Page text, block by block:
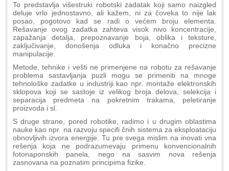
To predstavlja višestruki robotski zadatak koji samo naizgled
deluje vrlo jednostavno, ali kažem, ni za čoveka to nije lak
posao, pogotovo kad se radi o većem broju elementa.
Rešavanje ovog zadatka zahteva visok nivo koncentracije,
zapažanja detalja, prepoznavanje boja, oblika i teksture,
zaključivanje, donošenja odluka i konačno precizne
manipulacije.
Metode, tehnike i vešti ne primenjene na robotu za rešavanje
problema sastavljanja puzli mogu se primeniti na mnoge
tehnološke zadatke u industriji kao npr. montaže elektronskih
sklopova koji se sastoje iz velikog broja delova, selekcija i
separacija predmeta na pokretnim trakama, peletiranje
proizvoda i sl.
S druge strane, pored robotike, radimo i u drugim oblastima
nauke kao npr. na razvoju specifi čnih sistema za eksploataciju
obnovljivih izvora energije. Tu pre svega mislim na inovati vna
rešenja koja ne podrazumevaju primenu konvencionalnih
fotonaponskih panela, nego na sasvim nova rešenja
zasnovana na poznatim principima fizike.